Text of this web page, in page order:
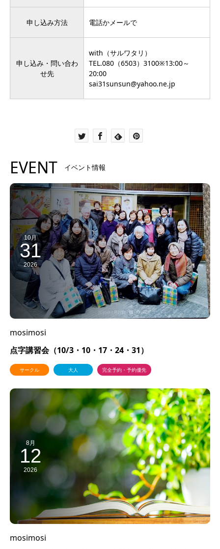
申し込み方法 電話かメールで
申し込み・問い合わ
せ先
with（サルワタリ）
TEL.080（6503）3100※13:00～
20:00
sai31sunsun@yahoo.ne.jp
EVENT イベント情報
10月
31
2026
mosimosi
点字講習会（10/3・10・17・24・31）
サークル 大人 完全予約・予約優先
8月
12
2026
mosimosi